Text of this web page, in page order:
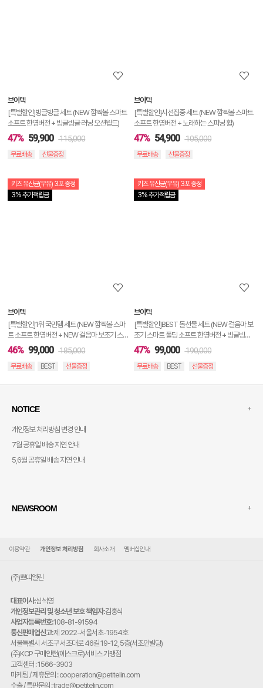
기
브이텍
[특별할인]빙글빙글 세트 (NEW 깜짝볼 스마트
소프트 한영버전 + 빙글빙글 러닝 오션월드)
47% 59,900 115,000
무료배송 선물증정
브이텍
[특별할인]시선집중 세트 (NEW 깜짝볼 스마트
소프트 한영버전 + 노래하는 스피닝 휠)
47% 54,900 105,000
무료배송 선물증정
3% 추가적립금
키즈 유산균(우유) 3포 증정
상
기
브이텍
[특별할인]1위 국민템 세트 (NEW 깜짝볼 스마
트 소프트 한영버전 + NEW 걸음마 보조기 스마
트 폴딩 소프트 한영버전)
46% 99,000 185,000
무료배송 BEST 선물증정
3% 추가적립금
키즈 유산균(우유) 3포 증정
브이텍
[특별할인]BEST 돌선물 세트 (NEW 걸음마 보
조기 스마트 폴딩 소프트 한영버전 + 빙글빙글
러닝 오션월드)
47% 99,000 190,000
무료배송 BEST 선물증정
NOTICE
개인정보 처리방침 변경 안내
7월 공휴일 배송 지연 안내
5,6월 공휴일 배송 지연 안내
+
NEWSROOM +
이용약관 개인정보 처리방침 회사소개 멤버십안내
(주)쁘띠엘린
대표이사:심석영
개인정보관리 및 청소년 보호 책임자:김홍식
사업자등록번호:108-81-91594
통신판매업신고:제 2022-서울서초-1954호
주
소:
서울특별시 서초구 서초대로 46길 19-12, 5층(서초안빌딩)
(주)KCP 구매안전(에스크로)서비스 가맹점
고객센터 : 1566-3903
마케팅 / 제휴문의 : cooperation@petitelin.com
수출 / 특판문의 : trade@petitelin.com